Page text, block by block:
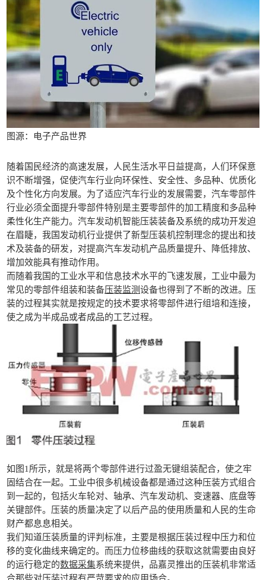
图源：电子产品世界
随着国民经济的高速发展，人民生活水平日益提高，人们环保意
识不断增强，促使汽车行业向环保性、安全性、多品种、优质化
及个性化方向发展。为了适应汽车行业的发展需要，汽车零部件
行业必须全面提升零部件特别是主要零部件的加工精度和多品种
柔性化生产能力。汽车发动机智能压装装备及系统的成功开发迫
在眉睫，我国发动机行业提供了新型压装机控制理念的提出和技
术及装备的研发，对提高汽车发动机产品质量提升、降低排放、
增加效能具有推动作用。
而随着我国的工业水平和信息技术水平的飞速发展，工业中最为
常见的零部件组装和装备压装监测设备也得到了不断的改进。压
装的过程其实就是按规定的技术要求将零部件进行组培和连接，
使之成为半成品或者成品的工艺过程。
如图1所示，就是将两个零部件进行过盈无键组装配合，使之牢
固结合在一起。工业中很多机械设备都是通过这种压装方式组合
到一起的，包括火车轮对、轴承、汽车发动机、变速器、底盘等
关键部件。压装的质量决定了以后产品的使用质量和人民的生命
财产都息息相关。
我们知道压装质量的评判标准，主要是根据压装过程中压力和位
移的变化曲线来确定的。而压力位移曲线的获取这就需要由良好
的运行稳定的数据采集系统来提供，品嘉灵推出的压装机非常适